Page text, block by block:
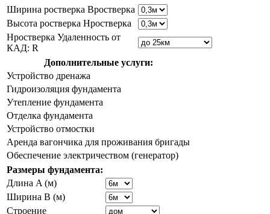
Ширина ростверка Bростверка
Высота ростверка Hростверка
Hростверка Удаленность от
КАД: R
Дополнительные услуги:
Устройство дренажа
Гидроизоляция фундамента
Утепление фундамента
Отделка фундамента
Устройство отмостки
Аренда вагончика для проживания бригады
Обеспечение электричеством (генератор)
Размеры фундамента:
Длина A (м)
Ширина B (м)
Строение